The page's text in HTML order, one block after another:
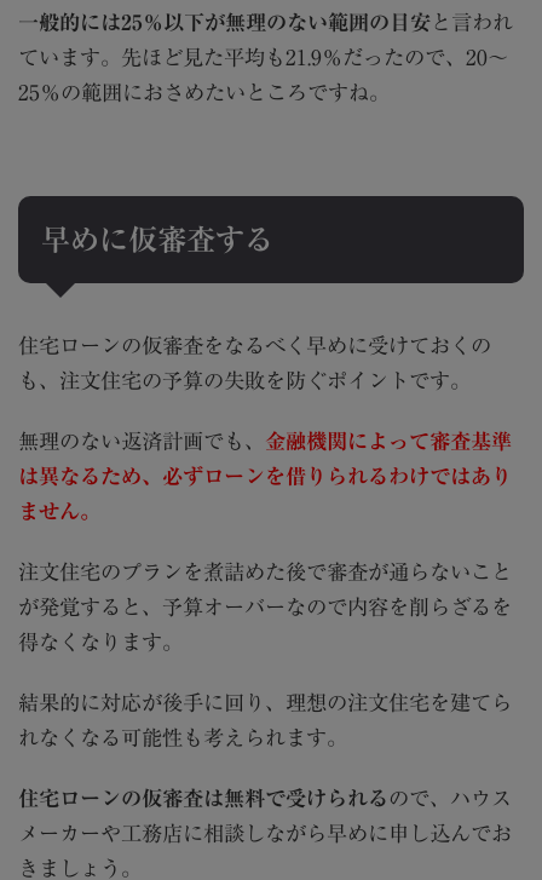
一般的には25％以下が無理のない範囲の目安 と言われ
ています。先ほど見た平均も 21.9％だったので、 20～
25％の範囲におさめたいところですね。
早めに仮審査する
住宅ローンの仮審査をなるべく早めに受けておくの
も、注文住宅の予算の失敗を防ぐポイントです。
無理のない返済計画でも、 金融機関によって審査基準
は異なるため、必ずローンを借りられるわけではあり
ません。
注文住宅のプランを煮詰めた後で審査が通らないこと
が発覚すると、予算オーバーなので内容を削らざるを
得なくなります。
結果的に対応が後手に回り、理想の注文住宅を建てら
れなくなる可能性も考えられます。
住宅ローンの仮審査は無料で受けられる ので、ハウス
メーカーや工務店に相談しながら早めに申し込んでお
きましょう。